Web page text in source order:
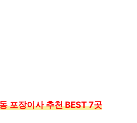
포장이사 추천 BEST 7곳